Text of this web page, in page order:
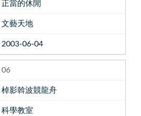
正當的休閒
文藝天地
2003-06-04
06
棹影斡波競龍舟
科學教室